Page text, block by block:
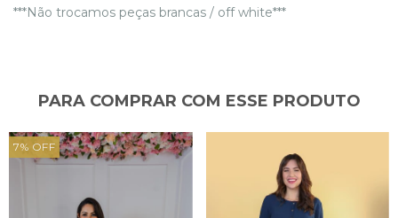
***Não trocamos peças brancas / off white***
PARA COMPRAR COM ESSE PRODUTO
7% OFF